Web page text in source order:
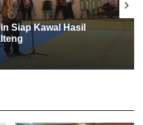
Inovasi Unggulan